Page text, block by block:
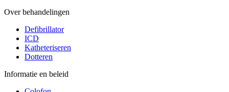
Over behandelingen
Defibrillator
ICD
Katheteriseren
Dotteren
Informatie en beleid